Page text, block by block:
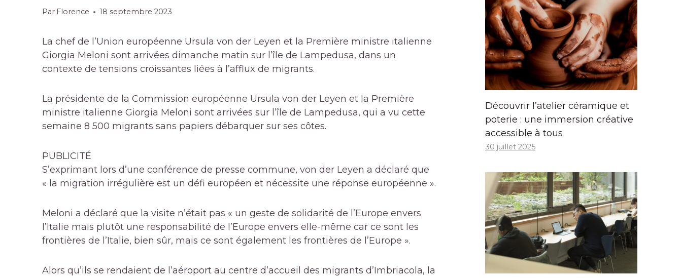
Par Florence 18 septembre 2023
La chef de l’Union européenne Ursula von der Leyen et la Première ministre italienne
Giorgia Meloni sont arrivées dimanche matin sur l’île de Lampedusa, dans un
contexte de tensions croissantes liées à l’afflux de migrants.
La présidente de la Commission européenne Ursula von der Leyen et la Première
ministre italienne Giorgia Meloni sont arrivées sur l’île de Lampedusa, qui a vu cette
semaine 8 500 migrants sans papiers débarquer sur ses côtes.
PUBLICITÉ
S’exprimant lors d’une conférence de presse commune, von der Leyen a déclaré que
« la migration irrégulière est un défi européen et nécessite une réponse européenne ».
Meloni a déclaré que la visite n’était pas « un geste de solidarité de l’Europe envers
l’Italie mais plutôt une responsabilité de l’Europe envers elle-même car ce sont les
frontières de l’Italie, bien sûr, mais ce sont également les frontières de l’Europe ».
Alors qu’ils se rendaient de l’aéroport au centre d’accueil des migrants d’Imbriacola, la
Découvrir l’atelier céramique et
poterie : une immersion créative
accessible à tous
30 juillet 2025